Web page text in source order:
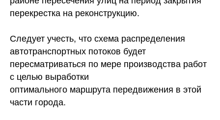
перекрестка на реконструкцию.
Следует учесть, что схема распределения
автотранспортных потоков будет
пересматриваться по мере производства работ
с целью выработки
оптимального маршрута передвижения в этой
части города.